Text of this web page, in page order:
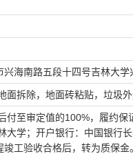
海南路五段十四号吉林大学
面拆除，地面砖粘贴，垃圾
付至审定值的100%，履约
大学；开户银行：中国银行
竣工验收合格后，转为质保